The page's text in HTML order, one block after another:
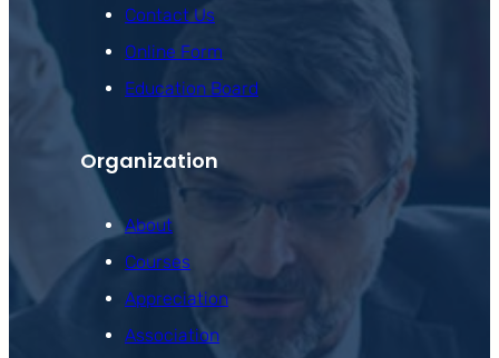
Contact Us
Online Form
Education Board
Organization
About
Courses
Appreciation
Association